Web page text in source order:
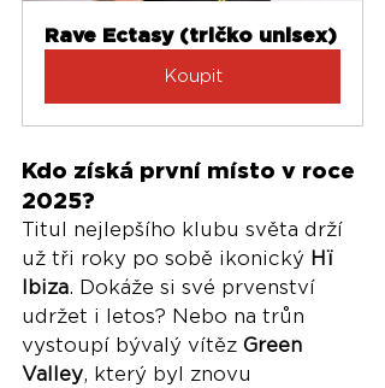
Rave Ectasy (tričko unisex)
Koupit
Kdo získá první místo v roce
2025?
Titul nejlepšího klubu světa drží
už tři roky po sobě ikonický Hï
Ibiza. Dokáže si své prvenství
udržet i letos? Nebo na trůn
vystoupí bývalý vítěz Green
Valley, který byl znovu